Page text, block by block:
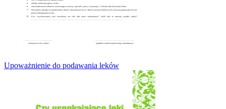
Upoważnienie do podawania leków